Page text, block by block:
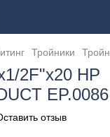
Тройники
2F"x20 НР
отзыв